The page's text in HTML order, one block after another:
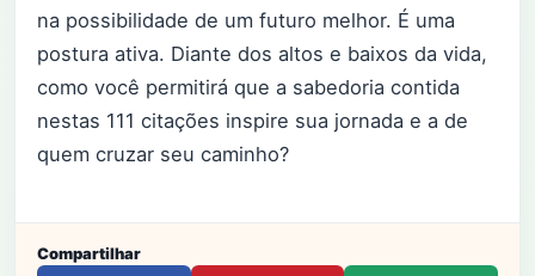
na possibilidade de um futuro melhor. É uma
postura ativa. Diante dos altos e baixos da vida,
como você permitirá que a sabedoria contida
nestas 111 citações inspire sua jornada e a de
quem cruzar seu caminho?
Compartilhar